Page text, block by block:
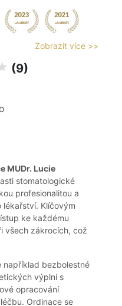
Zobrazit více >>
(9)
MUDr. Lucie
stomatologické
profesionalitou a
Klíčovým
ke každému
všech zákrocích, což
například bezbolestné
výplní s
opracování
Ordinace se